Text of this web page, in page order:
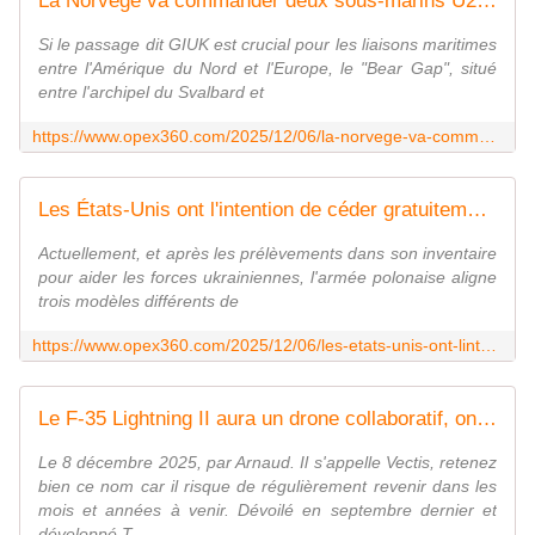
Si le passage dit GIUK est crucial pour les liaisons maritimes
entre l'Amérique du Nord et l'Europe, le "Bear Gap", situé
entre l'archipel du Svalbard et
Les États-Unis ont l'intention de céder gratuitement 250 blindés Stryker à la Pologne - Zone Militaire
Actuellement, et après les prélèvements dans son inventaire
pour aider les forces ukrainiennes, l'armée polonaise aligne
trois modèles différents de
Le F-35 Lightning II aura un drone collaboratif, on en sait un peu plus sur lui. - avionslegendaires.net
Le 8 décembre 2025, par Arnaud. Il s'appelle Vectis, retenez
bien ce nom car il risque de régulièrement revenir dans les
mois et années à venir. Dévoilé en septembre dernier et